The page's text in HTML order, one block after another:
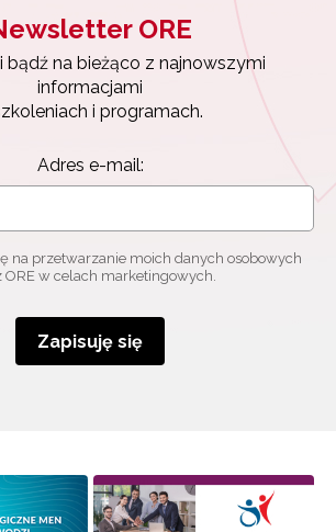
ORE
bądź na bieżąco z najnowszymi
informacjami
i programach.
Adres e-mail:
na przetwarzanie moich danych osobowych
ORE w celach marketingowych.
Zapisuję się